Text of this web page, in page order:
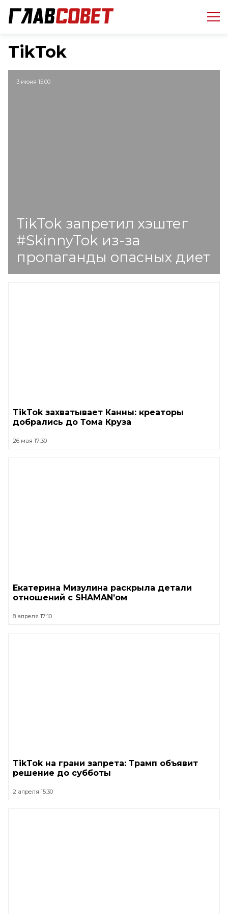
TikTok
3 июня 15:00
TikTok запретил хэштег
#SkinnyTok из-за
пропаганды опасных диет
TikTok захватывает Канны: креаторы
добрались до Тома Круза
26 мая 17:30
Екатерина Мизулина раскрыла детали
отношений с SHAMAN’ом
8 апреля 17:10
TikTok на грани запрета: Трамп объявит
решение до субботы
2 апреля 15:30